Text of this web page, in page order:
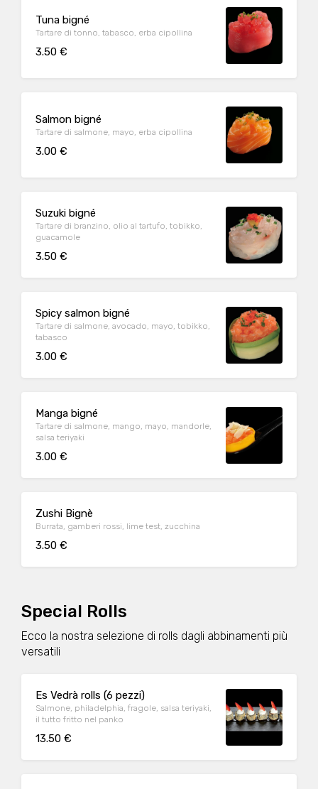
Tuna bigné
Tartare di tonno, tabasco, erba cipollina
3.50 €
Salmon bigné
Tartare di salmone, mayo, erba cipollina
3.00 €
Suzuki bigné
Tartare di branzino, olio al tartufo, tobikko,
guacamole
3.50 €
Spicy salmon bigné
Tartare di salmone, avocado, mayo, tobikko,
tabasco
3.00 €
Manga bigné
Tartare di salmone, mango, mayo, mandorle,
salsa teriyaki
3.00 €
Zushi Bignè
Burrata, gamberi rossi, lime test, zucchina
3.50 €
Special Rolls
Ecco la nostra selezione di rolls dagli abbinamenti più
versatili
Es Vedrà rolls (6 pezzi)
Salmone, philadelphia, fragole, salsa teriyaki,
il tutto fritto nel panko
13.50 €